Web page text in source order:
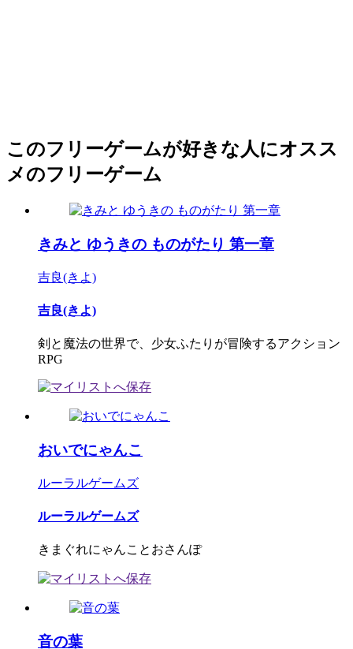
このフリーゲームが好きな人にオスス
メのフリーゲーム
きみと ゆうきの ものがたり 第一章
吉良(きよ)
吉良(きよ)
剣と魔法の世界で、少女ふたりが冒険するアクション
RPG
おいでにゃんこ
ルーラルゲームズ
ルーラルゲームズ
きまぐれにゃんことおさんぽ
音の葉